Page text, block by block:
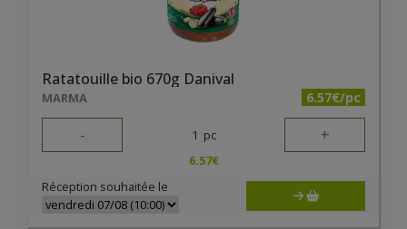
Ratatouille bio 670g Danival
MARMA 6.57€/pc
- 1 pc +
6.57€
Réception souhaitée le